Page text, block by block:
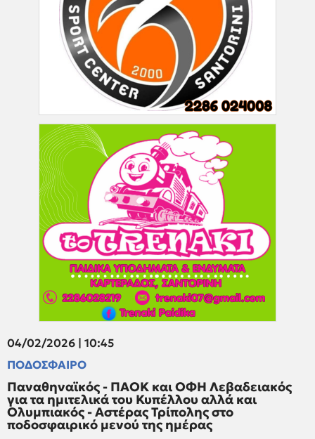
04/02/2026 | 10:45
ΠΟΔΟΣΦΑΙΡΟ
Παναθηναϊκός - ΠΑΟΚ και ΟΦΗ Λεβαδειακός
για τα ημιτελικά του Κυπέλλου αλλά και
Ολυμπιακός - Αστέρας Τρίπολης στο
ποδοσφαιρικό μενού της ημέρας